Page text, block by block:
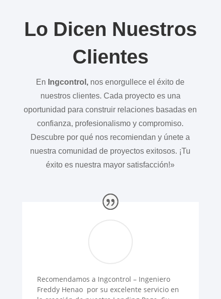
Lo Dicen Nuestros
Clientes
En Ingcontrol, nos enorgullece el éxito de
nuestros clientes. Cada proyecto es una
oportunidad para construir relaciones basadas en
confianza, profesionalismo y compromiso.
Descubre por qué nos recomiendan y únete a
nuestra comunidad de proyectos exitosos. ¡Tu
éxito es nuestra mayor satisfacción!»
Recomendamos a Ingcontrol – Ingeniero
Freddy Henao por su excelente servicio en